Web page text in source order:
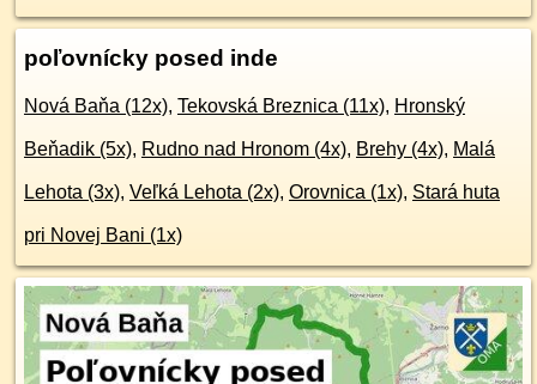
poľovnícky posed inde
Nová Baňa (12x), Tekovská Breznica (11x), Hronský
Beňadik (5x), Rudno nad Hronom (4x), Brehy (4x), Malá
Lehota (3x), Veľká Lehota (2x), Orovnica (1x), Stará huta
pri Novej Bani (1x)